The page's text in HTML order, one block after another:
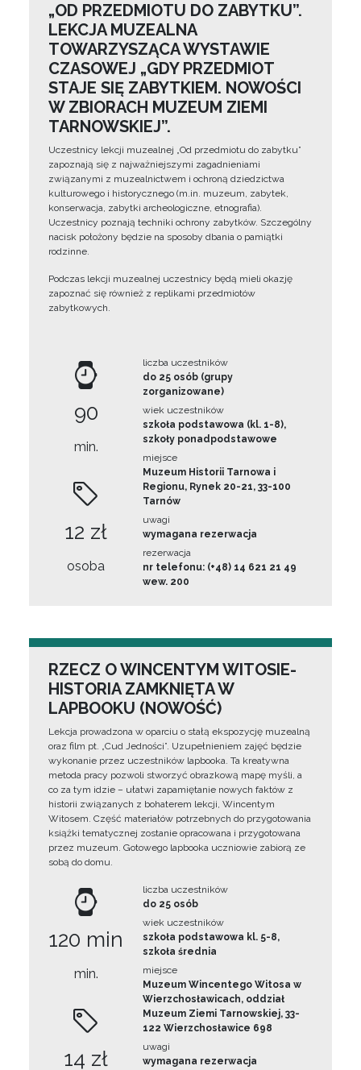
„OD PRZEDMIOTU DO ZABYTKU”.
LEKCJA MUZEALNA
TOWARZYSZĄCA WYSTAWIE
CZASOWEJ „GDY PRZEDMIOT
STAJE SIĘ ZABYTKIEM. NOWOŚCI
W ZBIORACH MUZEUM ZIEMI
TARNOWSKIEJ”.
Uczestnicy lekcji muzealnej „Od przedmiotu do zabytku”
zapoznają się z najważniejszymi zagadnieniami
związanymi z muzealnictwem i ochroną dziedzictwa
kulturowego i historycznego (m.in. muzeum, zabytek,
konserwacja, zabytki archeologiczne, etnografia).
Uczestnicy poznają techniki ochrony zabytków. Szczególny
nacisk położony będzie na sposoby dbania o pamiątki
rodzinne.
Podczas lekcji muzealnej uczestnicy będą mieli okazję
zapoznać się również z replikami przedmiotów
zabytkowych.
90
min.
12 zł
osoba
liczba uczestników
do 25 osób (grupy
zorganizowane)
wiek uczestników
szkoła podstawowa (kl. 1-8),
szkoły ponadpodstawowe
miejsce
Muzeum Historii Tarnowa i
Regionu, Rynek 20-21, 33-100
Tarnów
uwagi
wymagana rezerwacja
rezerwacja
nr telefonu: (+48) 14 621 21 49
wew. 200
RZECZ O WINCENTYM WITOSIE-
HISTORIA ZAMKNIĘTA W
LAPBOOKU (NOWOŚĆ)
Lekcja prowadzona w oparciu o stałą ekspozycję muzealną
oraz film pt. „Cud Jedności”. Uzupełnieniem zajęć będzie
wykonanie przez uczestników lapbooka. Ta kreatywna
metoda pracy pozwoli stworzyć obrazkową mapę myśli, a
co za tym idzie – ułatwi zapamiętanie nowych faktów z
historii związanych z bohaterem lekcji, Wincentym
Witosem. Część materiałów potrzebnych do przygotowania
książki tematycznej zostanie opracowana i przygotowana
przez muzeum. Gotowego lapbooka uczniowie zabiorą ze
sobą do domu.
120 min
min.
14 zł
liczba uczestników
do 25 osób
wiek uczestników
szkoła podstawowa kl. 5-8,
szkoła średnia
miejsce
Muzeum Wincentego Witosa w
Wierzchosławicach, oddział
Muzeum Ziemi Tarnowskiej, 33-
122 Wierzchosławice 698
uwagi
wymagana rezerwacja